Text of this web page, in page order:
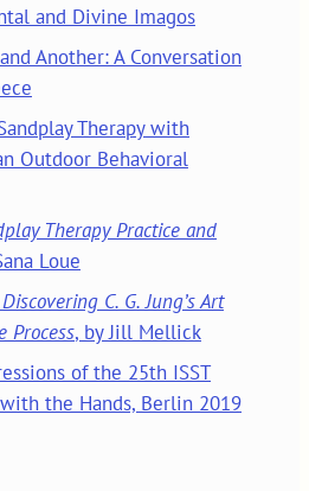
and Divine Imagos
Another: A Conversation
Therapy with
Outdoor Behavioral
Therapy Practice and
Loue
C. G. Jung’s Art
Process, by Jill Mellick
of the 25th ISST
the Hands, Berlin 2019